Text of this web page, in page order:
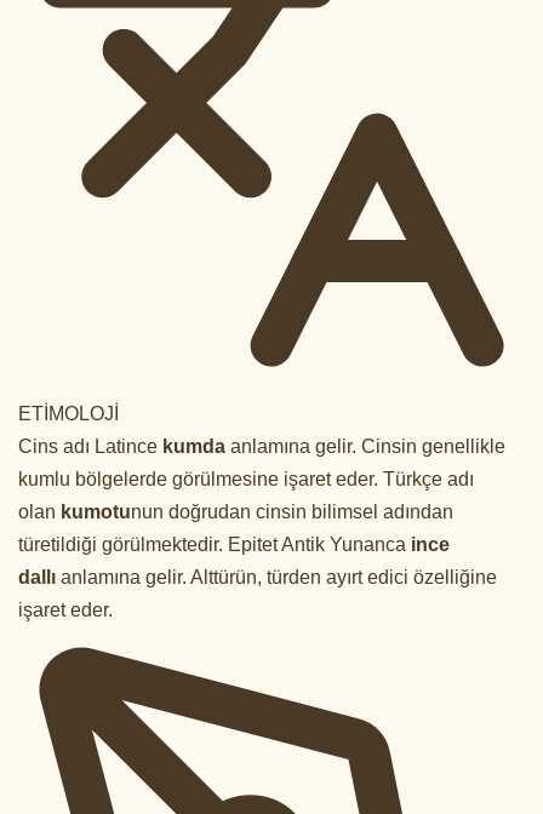
ETİMOLOJİ
Cins adı Latince kumda anlamına gelir. Cinsin genellikle
kumlu bölgelerde görülmesine işaret eder. Türkçe adı
olan kumotunun doğrudan cinsin bilimsel adından
türetildiği görülmektedir. Epitet Antik Yunanca ince
dallı anlamına gelir. Alttürün, türden ayırt edici özelliğine
işaret eder.